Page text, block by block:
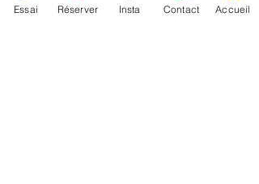
Essai Réserver Insta Contact Accueil